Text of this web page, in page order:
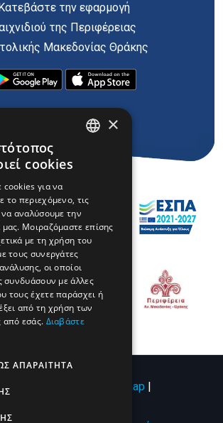
Κατεβάστε την εφαρμογή
της Περιφέρειας
Μακεδονίας Θράκης
Απορρήτου Sitemap |
FRENCH
BULGARIAN
ROMANIAN
TURKISH
×
cookies
cookies για να
το περιεχόμενο, τις
να αναλύσουμε την
μας. Μοιραζόμαστε επίσης
με τη χρήση του
τους συνεργάτες
οι οποίοι
συνδυάσουν με άλλες
τους έχετε παράσχει ή
από τη χρήση των
από εσάς. Διαβάστε
ΑΠΑΡΑΊΤΗΤΑ